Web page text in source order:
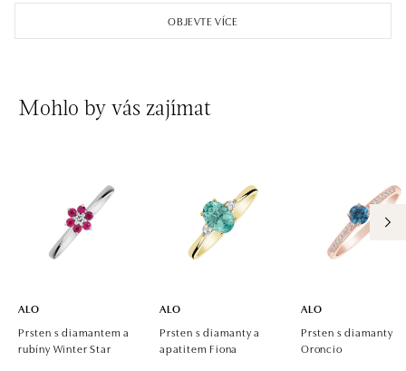
Einsteinova 18, 851 01 Bratislava
ALO diamonds OC Avion, Bratislava
Ivanská cesta 16, 821 04 Bratislava
ALO diamonds OC Eurovea, Bratislava
Pribinova 8, 811 09 Bratislava
tel.: +421 917 090 700, +421 918 777 670
OBJEVTE VÍCE
Mohlo by vás zajímat
ALO
Prsten s diamantem a
rubíny Winter Star
ALO
Prsten s diamanty a
apatitem Fiona
ALO
Prsten s diamanty
Oroncio